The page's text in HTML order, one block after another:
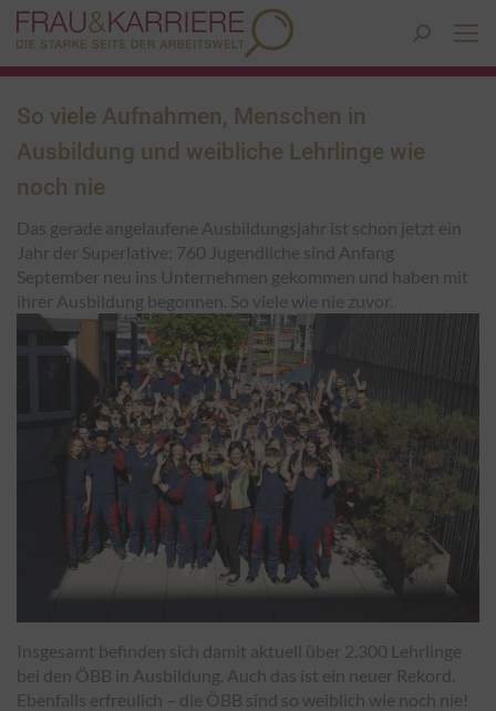
Search:
So viele Aufnahmen, Menschen in
Ausbildung und weibliche Lehrlinge wie
noch nie
Das gerade angelaufene Ausbildungsjahr ist schon jetzt ein
Jahr der Superlative: 760 Jugendliche sind Anfang
September neu ins Unternehmen gekommen und haben mit
ihrer Ausbildung begonnen. So viele wie nie zuvor.
Insgesamt befinden sich damit aktuell über 2.300 Lehrlinge
bei den ÖBB in Ausbildung. Auch das ist ein neuer Rekord.
Ebenfalls erfreulich – die ÖBB sind so weiblich wie noch nie!